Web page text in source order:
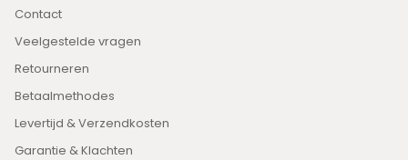
Contact
Veelgestelde vragen
Retourneren
Betaalmethodes
Levertijd & Verzendkosten
Garantie & Klachten